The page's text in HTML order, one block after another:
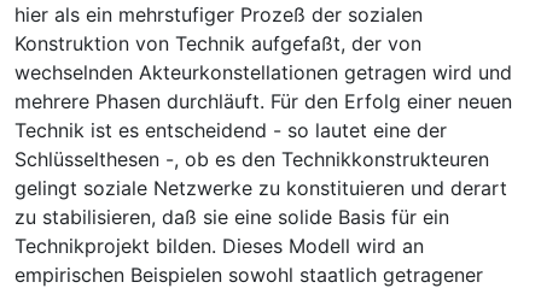
hier als ein mehrstufiger Prozeß der sozialen
Konstruktion von Technik aufgefaßt, der von
wechselnden Akteurkonstellationen getragen wird und
mehrere Phasen durchläuft. Für den Erfolg einer neuen
Technik ist es entscheidend - so lautet eine der
Schlüsselthesen -, ob es den Technikkonstrukteuren
gelingt soziale Netzwerke zu konstituieren und derart
zu stabilisieren, daß sie eine solide Basis für ein
Technikprojekt bilden. Dieses Modell wird an
empirischen Beispielen sowohl staatlich getragener